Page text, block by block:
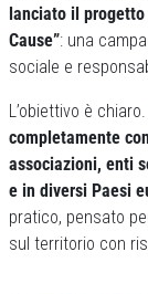
lanciato il progetto
Cause”: una
sociale e
L’obiettivo è chiaro.
completamente
associazioni, enti
e in diversi Paesi
pratico, pensato
sul territorio con